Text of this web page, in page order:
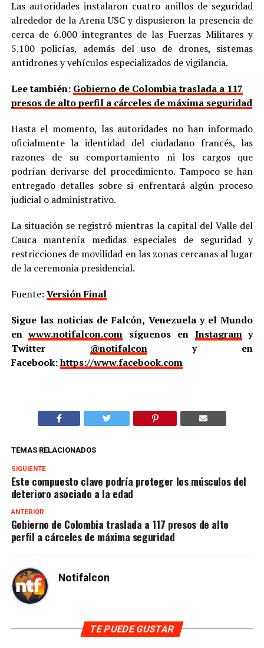
Las autoridades instalaron cuatro anillos de seguridad
alrededor de la Arena USC y dispusieron la presencia de
cerca de 6.000 integrantes de las Fuerzas Militares y
5.100 policías, además del uso de drones, sistemas
antidrones y vehículos especializados de vigilancia.
Lee también: Gobierno de Colombia traslada a 117
presos de alto perfil a cárceles de máxima seguridad
Hasta el momento, las autoridades no han informado
oficialmente la identidad del ciudadano francés, las
razones de su comportamiento ni los cargos que
podrían derivarse del procedimiento. Tampoco se han
entregado detalles sobre si enfrentará algún proceso
judicial o administrativo.
La situación se registró mientras la capital del Valle del
Cauca mantenía medidas especiales de seguridad y
restricciones de movilidad en las zonas cercanas al lugar
de la ceremonia presidencial.
Fuente: Versión Final
Sigue las noticias de Falcón, Venezuela y el Mundo
enwww.notifalcon.com síguenos en Instagramy
Twitter @notifalcony en
Facebook:https://www.facebook.com
TEMAS RELACIONADOS
SIGUIENTE
Este compuesto clave podría proteger los músculos del
deterioro asociado a la edad
ANTERIOR
Gobierno de Colombia traslada a 117 presos de alto
perfil a cárceles de máxima seguridad
Notifalcon
TE PUEDE GUSTAR